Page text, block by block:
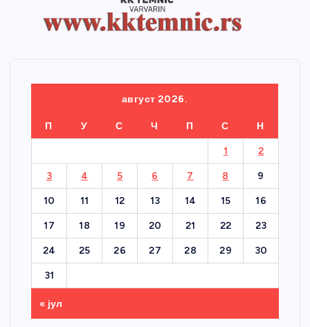
август 2026.
П У С Ч П С Н
1 2
3 4 5 6 7 8 9
10 11 12 13 14 15 16
17 18 19 20 21 22 23
24 25 26 27 28 29 30
31
« јул